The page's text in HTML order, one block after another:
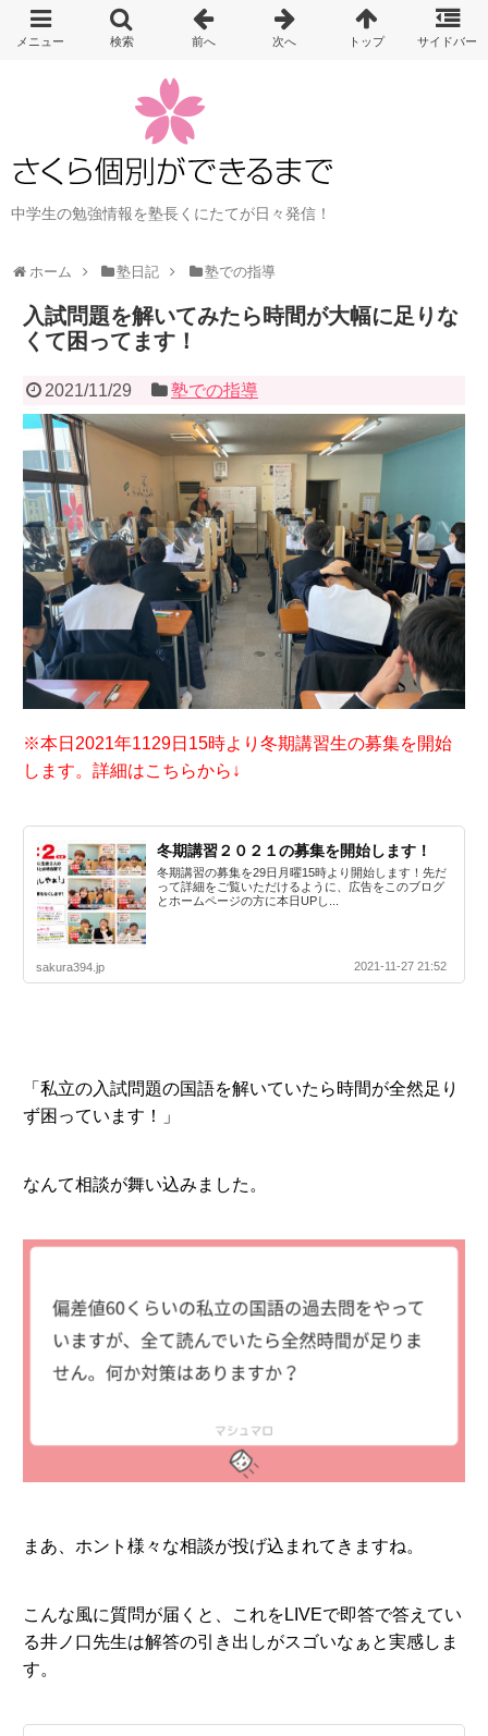
中学生の勉強情報を塾長くにたてが日々発信！
ホーム 塾日記 塾での指導
入試問題を解いてみたら時間が大幅に足りな
くて困ってます！
2021/11/29 塾での指導
※本日2021年1129日15時より冬期講習生の募集を開始
します。詳細はこちらから↓
冬期講習２０２１の募集を開始します！
冬期講習の募集を29日月曜15時より開始します！先だ
って詳細をご覧いただけるように、広告をこのブログ
とホームページの方に本日UPし...
sakura394.jp 2021-11-27 21:52
「私立の入試問題の国語を解いていたら時間が全然足り
ず困っています！」
なんて相談が舞い込みました。
まあ、ホント様々な相談が投げ込まれてきますね。
こんな風に質問が届くと、これをLIVEで即答で答えてい
る井ノ口先生は解答の引き出しがスゴいなぁと実感しま
す。